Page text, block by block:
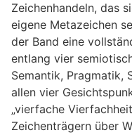
Zeichenhandeln, das
eigene Metazeichen
der Band eine
entlang vier
Semantik, Pragmatik,
allen vier
„vierfache
Zeichenträgern über